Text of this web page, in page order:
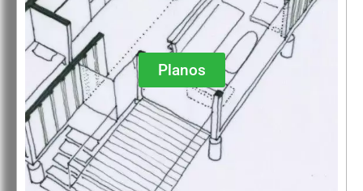
Planos